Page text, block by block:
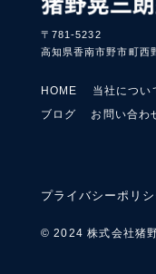
〒781-5232
高知県香南市野市町西
HOME 当社につい
ブログ
お問い合わ
プライバシーポリシ
© 2024 株式会社猪